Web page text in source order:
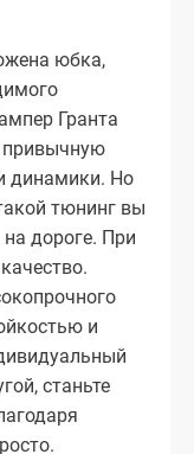
юбка,
Гранта
привычную
динамики. Но
тюнинг вы
на дороге. При
и
станьте